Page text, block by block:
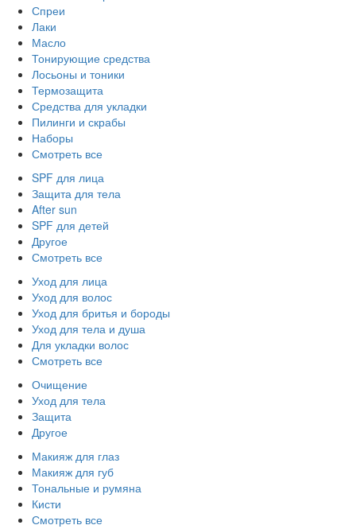
Спреи
Лаки
Масло
Тонирующие средства
Лосьоны и тоники
Термозащита
Средства для укладки
Пилинги и скрабы
Наборы
Смотреть все
SPF для лица
Защита для тела
After sun
SPF для детей
Другое
Смотреть все
Уход для лица
Уход для волос
Уход для бритья и бороды
Уход для тела и душа
Для укладки волос
Смотреть все
Очищение
Уход для тела
Защита
Другое
Макияж для глаз
Макияж для губ
Тональные и румяна
Кисти
Смотреть все